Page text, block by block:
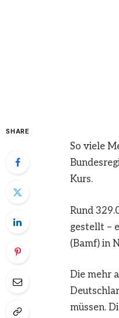
SHARE
So viele
Kurs.
Rund
gestellt –
(Bamf) in
Die mehr
müssen.